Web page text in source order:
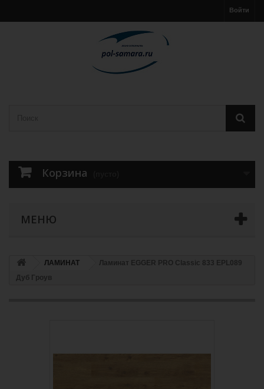
Войти
Корзина
МЕНЮ
ЛАМИНАТ
Ламинат EGGER PRO Classic 833 EPL089
Дуб Гроув